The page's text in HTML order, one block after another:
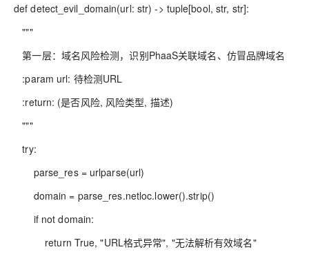
def detect_evil_domain(url: str) -> tuple[bool, str, str]:
"""
第一层：域名风险检测，识别PhaaS关联域名、仿冒品牌域名
:param url: 待检测URL
:return: (是否风险, 风险类型, 描述)
"""
try:
parse_res = urlparse(url)
domain = parse_res.netloc.lower().strip()
if not domain:
return True, "URL格式异常", "无法解析有效域名"